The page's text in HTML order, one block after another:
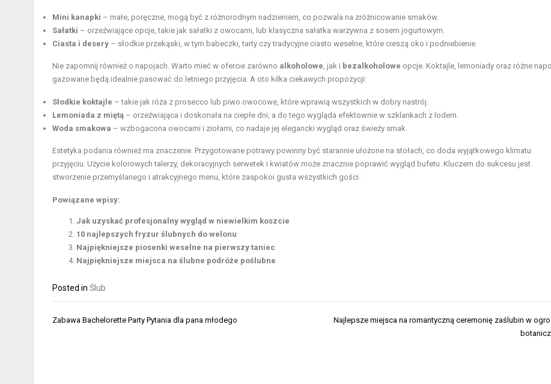
Mini kanapki – małe, poręczne, mogą być z różnorodnym nadzieniem, co pozwala na zróżnicowanie smaków.
Sałatki – orzeźwiające opcje, takie jak sałatki z owocami, lub klasyczna sałatka warzywna z sosem jogurtowym.
Ciasta i desery – słodkie przekąski, w tym babeczki, tarty czy tradycyjne ciasto weselne, które cieszą oko i podniebienie.
Nie zapomnij również o napojach. Warto mieć w ofercie zarówno alkoholowe, jak i bezalkoholowe opcje. Koktajle, lemoniady oraz różne
gazowane będą idealnie pasować do letniego przyjęcia. A oto kilka ciekawych propozycji:
Słodkie koktajle – takie jak róża z prosecco lub piwo owocowe, które wprawią wszystkich w dobry nastrój.
Lemoniada z miętą – orzeźwiająca i doskonała na ciepłe dni, a do tego wygląda efektownie w szklankach z lodem.
Woda smakowa – wzbogacona owocami i ziołami, co nadaje jej elegancki wygląd oraz świeży smak.
Estetyka podania również ma znaczenie. Przygotowane potrawy powinny być starannie ułożone na stołach, co doda wyjątkowego klimatu
przyjęciu. Użycie kolorowych talerzy, dekoracyjnych serwetek i kwiatów może znacznie poprawić wygląd bufetu. Kluczem do sukcesu jest
stworzenie przemyślanego i atrakcyjnego menu, które zaspokoi gusta wszystkich gości.
Powiązane wpisy:
Jak uzyskać profesjonalny wygląd w niewielkim koszcie
10 najlepszych fryzur ślubnych do welonu
Najpiękniejsze piosenki weselne na pierwszy taniec
Najpiękniejsze miejsca na ślubne podróże poślubne
Posted in Ślub
Nawigacja
Zabawa Bachelorette Party Pytania dla pana młodego
Najlepsze miejsca na romantyczną ceremonię zaślubin w